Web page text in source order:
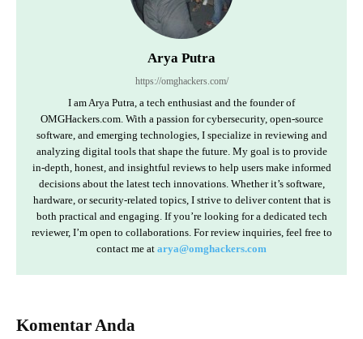
Arya Putra
https://omghackers.com/
I am Arya Putra, a tech enthusiast and the founder of
OMGHackers.com. With a passion for cybersecurity, open-source
software, and emerging technologies, I specialize in reviewing and
analyzing digital tools that shape the future. My goal is to provide
in-depth, honest, and insightful reviews to help users make informed
decisions about the latest tech innovations. Whether it’s software,
hardware, or security-related topics, I strive to deliver content that is
both practical and engaging. If you’re looking for a dedicated tech
reviewer, I’m open to collaborations. For review inquiries, feel free to
contact me at arya@omghackers.com
Komentar Anda